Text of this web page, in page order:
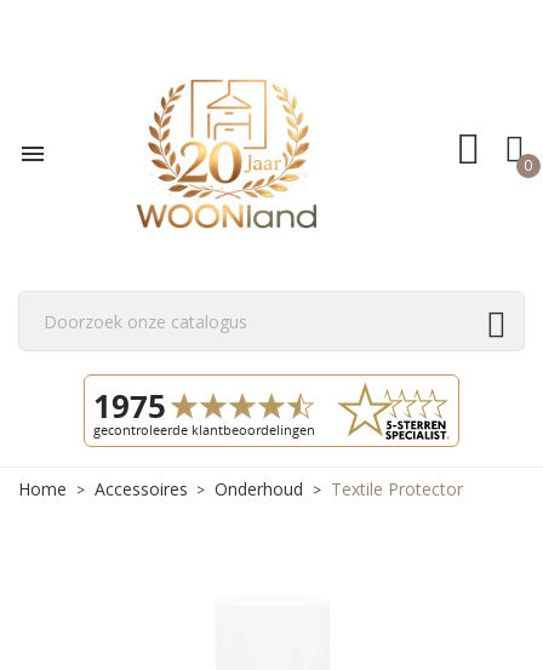
 0
Home Accessoires Onderhoud Textile Protector